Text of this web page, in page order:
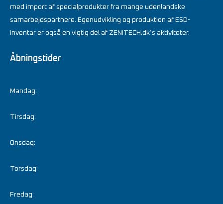
med import af specialprodukter fra mange udenlandske
samarbejdspartnere. Egenudvikling og produktion af ESD-
inventar er også en vigtig del af ZENITECH.dk’s aktiviteter.
Åbningstider
Mandag:
Tirsdag:
Onsdag:
Torsdag:
Fredag: